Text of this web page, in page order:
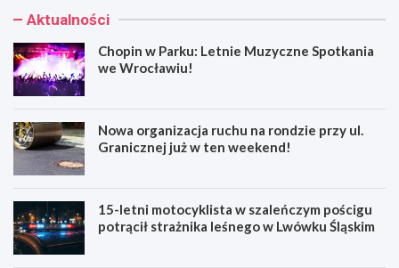
Aktualności
Chopin w Parku: Letnie Muzyczne Spotkania
we Wrocławiu!
Nowa organizacja ruchu na rondzie przy ul.
Granicznej już w ten weekend!
15-letni motocyklista w szaleńczym pościgu
potrącił strażnika leśnego w Lwówku Śląskim